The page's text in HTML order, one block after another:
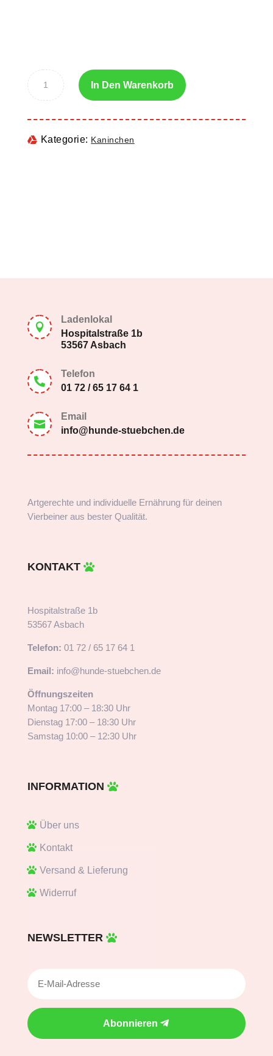
In Den Warenkorb
Kategorie: Kaninchen

Ladenlokal
Hospitalstraße 1b
53567 Asbach

Telefon
01 72 / 65 17 64 1

Email
info@hunde-stuebchen.de
Artgerechte und individuelle Ernährung für deinen
Vierbeiner aus bester Qualität.
KONTAKT
Hospitalstraße 1b
53567 Asbach
Telefon: 01 72 / 65 17 64 1
Email: info@hunde-stuebchen.de
Öffnungszeiten
Montag 17:00 – 18:30 Uhr
Dienstag 17:00 – 18:30 Uhr
Samstag 10:00 – 12:30 Uhr
INFORMATION
Über uns
Kontakt
Versand & Lieferung
Widerruf
NEWSLETTER
Abonnieren